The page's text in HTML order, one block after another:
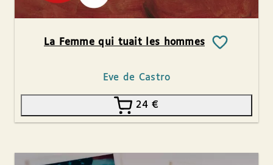
La Femme qui tuait les hommes
Eve de Castro
24€